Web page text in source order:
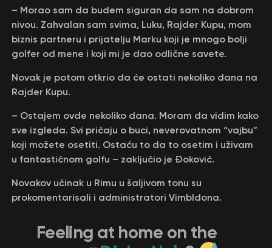
– Morao sam da budem siguran da sam na dobrom
nivou. Zahvalan sam svima, Luku, Rajder Kupu, mom
biznis partneru i prijatelju Marku koji je mnogo bolji
golfer od mene i koji mi je dao odlične savete.
Novak je potom otkrio da će ostati nekoliko dana na
Rajder Kupu.
– Ostajem ovde nekoliko dana. Moram da vidim kako
sve izgleda. Svi pričaju o buci, neverovatnom “vajbu”
koji možete osetiti. Ostaću to da to osetim i uživam
u fantastičnom golfu – zaključio je Đoković.
Novakov učinak u Rimu u šaljivom tonu su
prokomentarisali i administratori Vimbldona.
Feeling at home on the